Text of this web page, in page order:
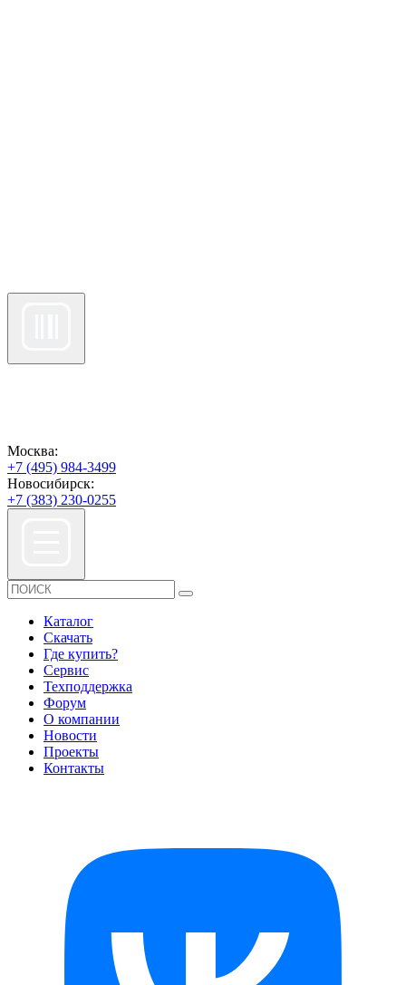
Москва:
+7 (495) 984-3499
Новосибирск:
+7 (383) 230-0255
Каталог
Скачать
Где купить?
Сервис
Техподдержка
Форум
О компании
Новости
Проекты
Контакты